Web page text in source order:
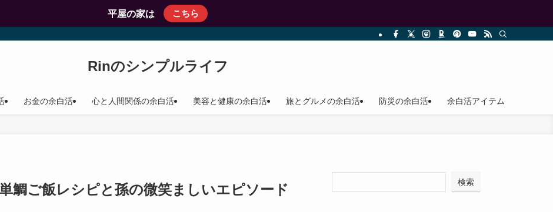
平屋の家は こちら
Rinのシンプルライフ
お金の余白活 心と人間関係の余白活 美容と健康の余白活 旅とグルメの余白活 防災の余白活 余白活アイテム
鯛ご飯レシピと孫の微笑ましいエピソード 検索